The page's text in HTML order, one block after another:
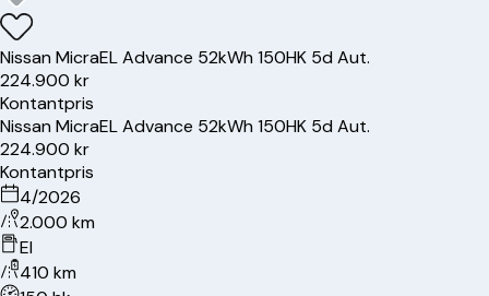
NissanMicraEL Advance 52kWh 150HK 5d Aut.
224.900 kr
Kontantpris
NissanMicraEL Advance 52kWh 150HK 5d Aut.
224.900 kr
Kontantpris
4/2026
2.000 km
El
410 km